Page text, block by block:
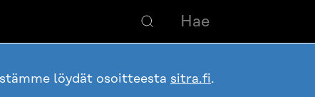
löydät osoitteesta sitra.fi.